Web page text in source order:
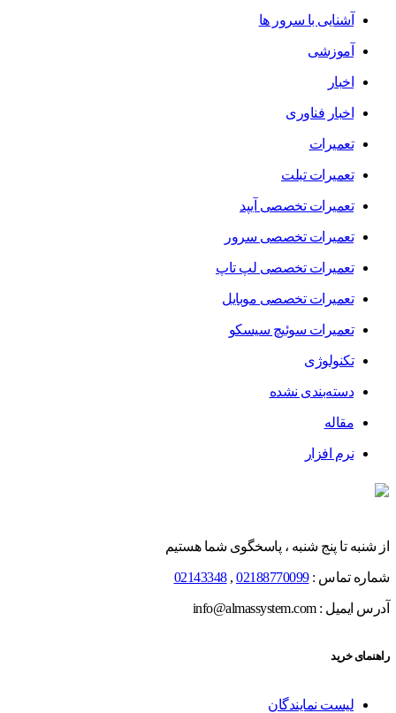
آشنایی با سرور ها
آموزشی
اخبار
اخبار فناوری
تعمیرات
تعمیرات تبلت
تعمیرات تخصصی آیپد
تعمیرات تخصصی سرور
تعمیرات تخصصی لپ تاپ
تعمیرات تخصصی موبایل
تعمیرات سوئیچ سیسکو
تکنولوژی
دسته‌بندی نشده
مقاله
نرم افزار
از شنبه تا پنج شنبه ، پاسخگوی شما هستیم
شماره تماس :02188770099
,
02143348
آدرس ایمیل : info@almassystem.com
راهنمای خرید
لیست نمایندگان